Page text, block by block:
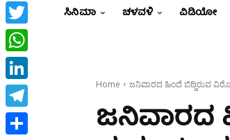
ಸಿನಿಮಾ
ಚಳವಳಿ ವಿಡಿಯೋ
Home ಜನಿವಾರದ ಹಿಂದೆ ಬಿದ್ದಿರುವ
ಜನಿವಾರದ
Facebook
Twitter
WhatsApp
LinkedIn
Telegram